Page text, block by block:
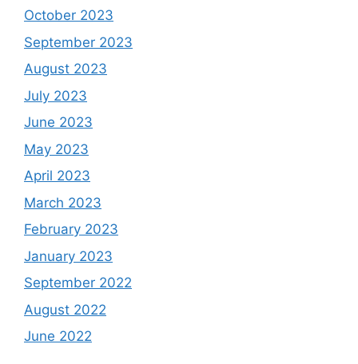
October 2023
September 2023
August 2023
July 2023
June 2023
May 2023
April 2023
March 2023
February 2023
January 2023
September 2022
August 2022
June 2022